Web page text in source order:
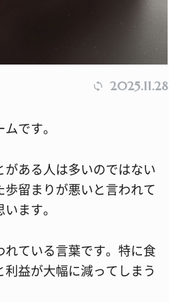
2025.11.28
です。
ある人は多いのではない
留まりが悪いと言われて
ます。
ている言葉です。特に食
益が大幅に減ってしまう